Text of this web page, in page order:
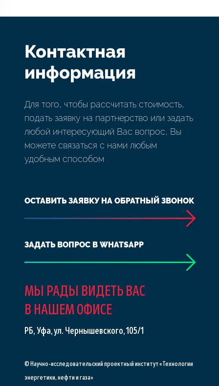
Контактная
информация
Для того, чтобы рассчитать стоимость,
подать заявку на партнерство или задать
любой интересующий Вас вопрос, Вы
можете связаться с нами любым
удобным способом
ОСТАВИТЬ ЗАЯВКУ НА ОБРАТНЫЙ ЗВОНОК
ЗАДАТЬ ВОПРОС В WHATSAPP
МЫ РАДЫ ВИДЕТЬ ВАС
В НАШЕМ ОФИСЕ
РБ, Уфа, ул. Чернышевского, 105/1
© Научно-исследовательский проектный институт «Технологии
энергетики, нефти и газа»